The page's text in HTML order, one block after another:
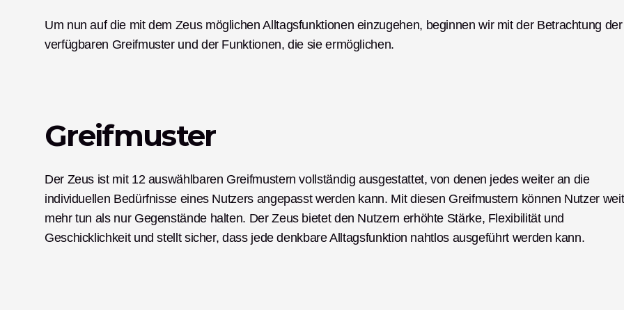
Um nun auf die mit dem Zeus möglichen Alltagsfunktionen einzugehen, beginnen wir mit der Betrachtung der
verfügbaren Greifmuster und der Funktionen, die sie ermöglichen.
Greifmuster
Der Zeus ist mit 12 auswählbaren Greifmustern vollständig ausgestattet, von denen jedes weiter an die
individuellen Bedürfnisse eines Nutzers angepasst werden kann. Mit diesen Greifmustern können Nutzer weit
mehr tun als nur Gegenstände halten. Der Zeus bietet den Nutzern erhöhte Stärke, Flexibilität und
Geschicklichkeit und stellt sicher, dass jede denkbare Alltagsfunktion nahtlos ausgeführt werden kann.